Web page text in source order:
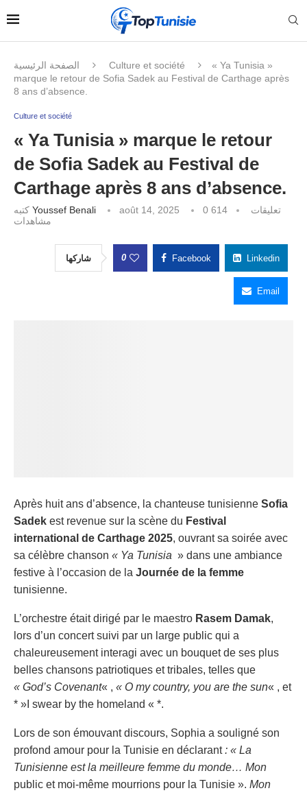
الصفحة الرئيسية Culture et société
« Ya Tunisia »
marque le retour de Sofia Sadek au Festival de Carthage après
8 ans d’absence.
Culture et société
« Ya Tunisia » marque le retour
de Sofia Sadek au Festival de
Carthage après 8 ans d’absence.
Youssef Benali août 14, 2025 0 تعليقات
614
مشاهدات
شاركها 0 Facebook Linkedin
Email
Après huit ans d’absence, la chanteuse tunisienne Sofia
Sadek est revenue sur la scène du Festival
international de Carthage 2025, ouvrant sa soirée avec
sa célèbre chanson « Ya Tunisia » dans une ambiance
festive à l’occasion de la Journée de la femme
tunisienne.
L’orchestre était dirigé par le maestro Rasem Damak,
lors d’un concert suivi par un large public qui a
chaleureusement interagi avec un bouquet de ses plus
belles chansons patriotiques et tribales, telles que
« God’s Covenant« , « O my country, you are the sun« , et
* »I swear by the homeland « *.
Lors de son émouvant discours, Sophia a souligné son
profond amour pour la Tunisie en déclarant: « La
Tunisienne est la meilleure femme du monde… Mon
public et moi-même mourrions pour la Tunisie ». Mon